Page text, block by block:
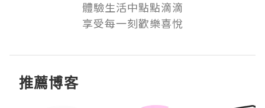
體驗生活中點點滴滴
享受每一刻歡樂喜悅
推薦博客